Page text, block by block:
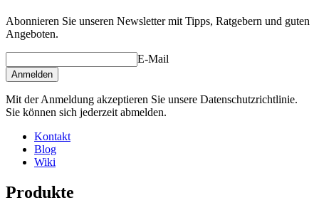
Abonnieren Sie unseren Newsletter mit Tipps, Ratgebern und guten
Angeboten.
E-Mail
Anmelden
Mit der Anmeldung akzeptieren Sie unsere Datenschutzrichtlinie.
Sie können sich jederzeit abmelden.
Kontakt
Blog
Wiki
Produkte